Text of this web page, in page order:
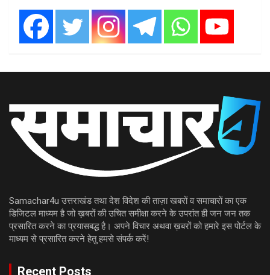
Samachar4u उत्तराखंड तथा देश विदेश की ताज़ा खबरों व समाचारों का एक
डिजिटल माध्यम है जो ख़बरों की उचित समीक्षा करने के उपरांत ही जन जन तक
प्रसारित करने का प्रयासबद्ध है। अपने विचार अथवा ख़बरों को हमारे इस पोर्टल के
माध्यम से प्रसारित करने हेतु हमसे संपर्क करें!
Recent Posts